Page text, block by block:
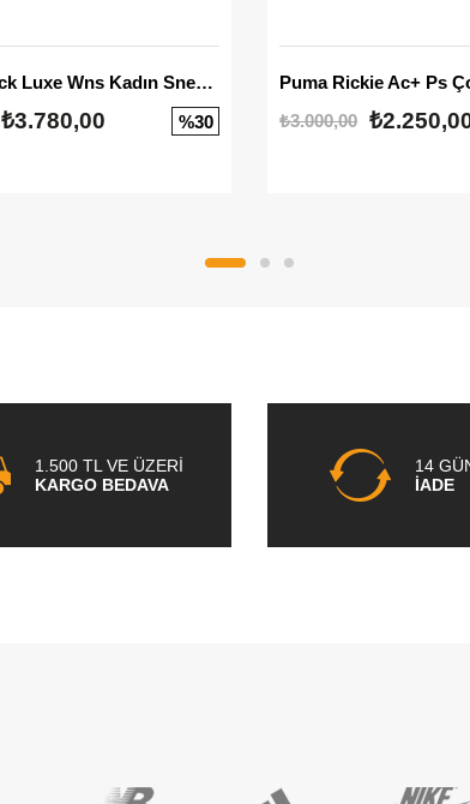
Mayze Stack Luxe Wns Kadın Sneaker
₺3.780,00 %30
Puma Rickie Ac+ Ps
₺3.000,00
1.500 TL VE ÜZERİ
KARGO BEDAVA
14
İADE